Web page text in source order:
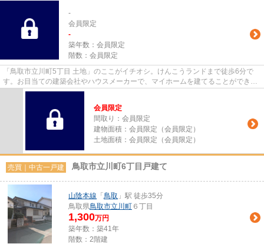
-
会員限定
-
築年数： 会員限定
階数： 会員限定
「鳥取市立川町5丁目 土地」のここがイチオシ。けんこうランドまで徒歩6分で
す。お目当ての建築会社やハウスメーカーで、マイホームを建てることができる
建築条件なし。経験と知識豊富...
会員限定
間取り： 会員限定
建物面積： 会員限定 （会員限定 ）
土地面積： 会員限定 （会員限定 ）
売買｜中古一戸建 鳥取市立川町6丁目戸建て
山陰本線 「鳥取 」駅 徒歩35分
鳥取県鳥取市立川町 ６丁目
1,300万円
築年数：築41年
階数：2階建